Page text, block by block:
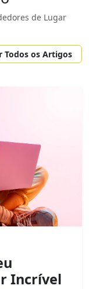
de Lugar
Todos os Artigos
Incrível